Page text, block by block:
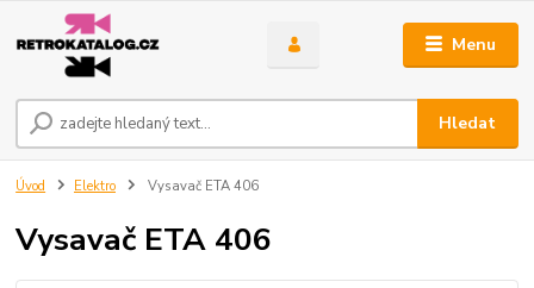
Menu
Hledat
Úvod Elektro Vysavač ETA 406
Vysavač ETA 406